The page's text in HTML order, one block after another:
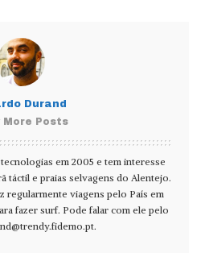
Durand
More Posts
em 2005 e tem interesse
táctil e praias selvagens do Alentejo.
regularmente viagens pelo País em
fazer surf. Pode falar com ele pelo
.